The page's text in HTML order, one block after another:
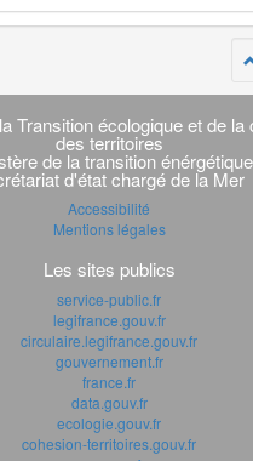
Transition écologique et de la
des territoires
de la transition énérgétique
d'état chargé de la Mer
Accessibilité
Mentions légales
Les sites publics
service-public.fr
legifrance.gouv.fr
circulaire.legifrance.gouv.fr
gouvernement.fr
france.fr
data.gouv.fr
ecologie.gouv.fr
cohesion-territoires.gouv.fr